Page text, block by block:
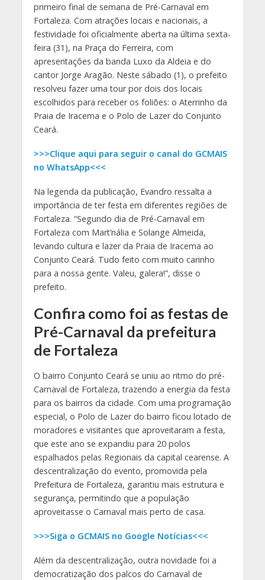
primeiro final de semana de Pré-Carnaval em
Fortaleza. Com atrações locais e nacionais, a
festividade foi oficialmente aberta na última sexta-
feira (31), na Praça do Ferreira, com
apresentações da banda Luxo da Aldeia e do
cantor Jorge Aragão. Neste sábado (1), o prefeito
resolveu fazer uma tour por dois dos locais
escolhidos para receber os foliões: o Aterrinho da
Praia de Iracema e o Polo de Lazer do Conjunto
Ceará.
>>>Clique aqui para seguir o canal do GCMAIS
no WhatsApp<<<
Na legenda da publicação, Evandro ressalta a
importância de ter festa em diferentes regiões de
Fortaleza. “Segundo dia de Pré-Carnaval em
Fortaleza com Mart’nália e Solange Almeida,
levando cultura e lazer da Praia de Iracema ao
Conjunto Ceará. Tudo feito com muito carinho
para a nossa gente. Valeu, galera!”, disse o
prefeito.
Confira como foi as festas de
Pré-Carnaval da prefeitura
de Fortaleza
O bairro Conjunto Ceará se uniu ao ritmo do pré-
Carnaval de Fortaleza, trazendo a energia da festa
para os bairros da cidade. Com uma programação
especial, o Polo de Lazer do bairro ficou lotado de
moradores e visitantes que aproveitaram a festa,
que este ano se expandiu para 20 polos
espalhados pelas Regionais da capital cearense. A
descentralização do evento, promovida pela
Prefeitura de Fortaleza, garantiu mais estrutura e
segurança, permitindo que a população
aproveitasse o Carnaval mais perto de casa.
>>>Siga o GCMAIS no Google Notícias<<<
Além da descentralização, outra novidade foi a
democratização dos palcos do Carnaval de